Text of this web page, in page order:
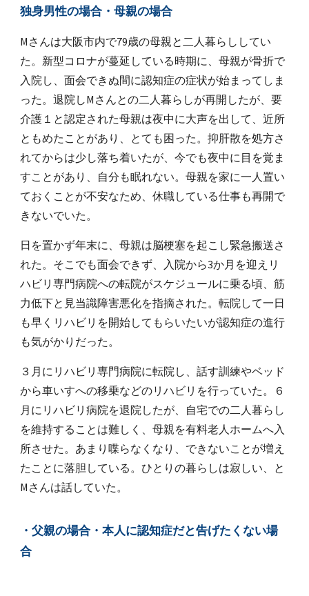
独身男性の場合・母親の場合
Mさんは大阪市内で79歳の母親と二人暮らししてい
た。新型コロナが蔓延している時期に、母親が骨折で
入院し、面会できぬ間に認知症の症状が始まって しま
った。退院しMさんとの二人暮らしが再開したが、要
介護１と認定された母親は夜中に大声を出して、近所
ともめたことがあり、とても困った。抑肝散を処方さ
れてからは少し落ち着いたが、今でも夜中に目を覚ま
すことがあり、自分も眠れない。母親を家に一人置い
ておくこと が不安なため、休職している仕事も再開で
きないでいた。
日を置かず年末に、母親は脳梗塞を起こし緊急搬送さ
れた。そこでも面会できず、入院から3か月を迎えリ
ハビリ専門病院への転院がスケジュールに乗る頃、筋
力低下と見当識障害悪化を指摘された。転院して一日
も早くリハビリを開始してもらいたいが認知症の進行
も気がかり だった。
３月にリハビリ専門病院に転院し、話す訓練やベッド
から車いすへの移乗などのリハビリを行っていた。６
月にリハビリ病院を退院したが、自宅での二人暮らし
を維持することは難しく、母親を有料老人ホームへ入
所させた。あまり喋らなくなり、できないことが増え
たことに落胆している。ひとりの暮らしは寂しい、と
Mさんは話していた。
・父親の場合・本人に認知症だと告げたくない場
合